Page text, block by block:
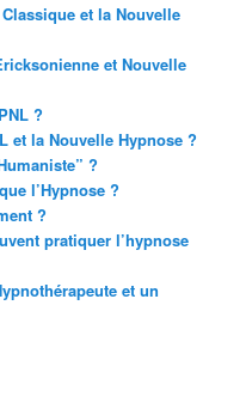
et la Nouvelle
et Nouvelle
?
et la Nouvelle Hypnose ?
?
l’Hypnose ?
?
pratiquer l’hypnose
et un